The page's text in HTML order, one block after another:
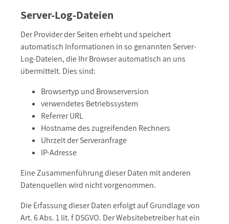
Server-Log-Dateien
Der Provider der Seiten erhebt und speichert
automatisch Informationen in so genannten Server-
Log-Dateien, die Ihr Browser automatisch an uns
übermittelt. Dies sind:
Browsertyp und Browserversion
verwendetes Betriebssystem
Referrer URL
Hostname des zugreifenden Rechners
Uhrzeit der Serveranfrage
IP-Adresse
Eine Zusammenführung dieser Daten mit anderen
Datenquellen wird nicht vorgenommen.
Die Erfassung dieser Daten erfolgt auf Grundlage von
Art. 6 Abs. 1 lit. f DSGVO. Der Websitebetreiber hat ein